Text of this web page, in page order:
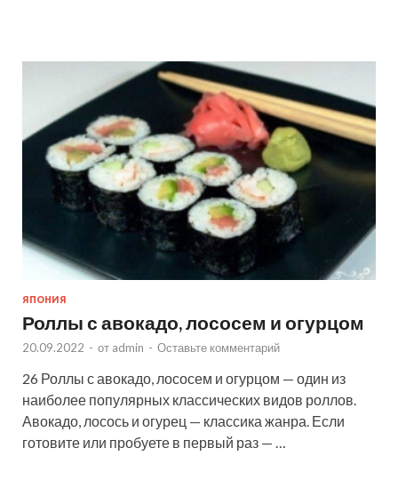
ЯПОНИЯ
Роллы с авокадо, лососем и огурцом
20.09.2022 - от admin - Оставьте комментарий
26 Роллы с авокадо, лососем и огурцом — один из
наиболее популярных классических видов роллов.
Авокадо, лосось и огурец — классика жанра. Если
готовите или пробуете в первый раз — …